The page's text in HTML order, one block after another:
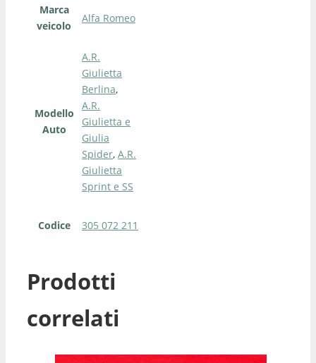
Marca
veicolo
Alfa Romeo
Modello
Auto
A.R.
Giulietta
Berlina,
A.R.
Giulietta e
Giulia
Spider, A.R.
Giulietta
Sprint e SS
Codice 305 072 211
Prodotti
correlati